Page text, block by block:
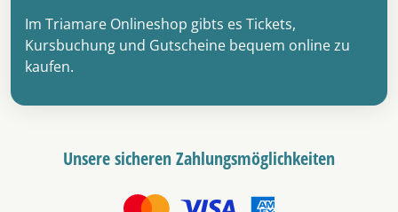
Im Triamare Onlineshop gibts es Tickets,
Kursbuchung und Gutscheine bequem online zu
kaufen.
Unsere sicheren Zahlungsmöglichkeiten